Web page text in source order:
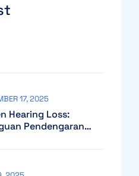
Hearing Loss:
Pendengaran
17, 2025